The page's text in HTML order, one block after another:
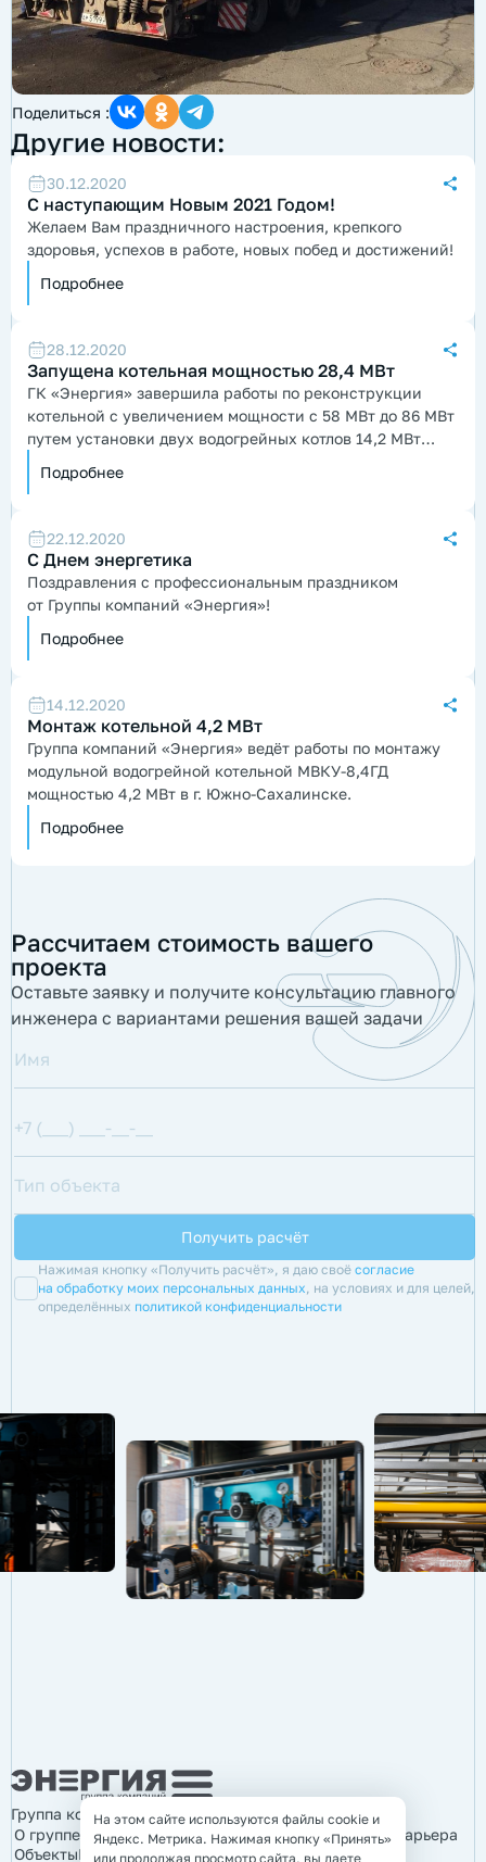
Поделиться :
Другие новости:
30.12.2020
С наступающим Новым 2021 Годом!
Желаем Вам праздничного настроения, крепкого
здоровья, успехов в работе, новых побед и достижений!
Подробнее
28.12.2020
Запущена котельная мощностью 28,4 МВт
ГК «Энергия» завершила работы по реконструкции
котельной с увеличением мощности с 58 МВт до 86 МВт
путем установки двух водогрейных котлов 14,2 МВт
Подробнее
22.12.2020
С Днем энергетика
Поздравления с профессиональным праздником
от Группы компаний «Энергия»!
Подробнее
14.12.2020
Монтаж котельной 4,2 МВт
Группа компаний «Энергия» ведёт работы по монтажу
модульной водогрейной котельной МВКУ-8,4ГД
мощностью 4,2 МВт в г. Южно-Сахалинске.
Подробнее
Рассчитаем стоимость вашего
проекта
Оставьте заявку и получите консультацию главного
инженера с вариантами решения вашей задачи
Нажимая кнопку «Получить расчёт», я даю своё согласие
на обработку моих персональных данных, на условиях и для целей,
определённых политикой конфиденциальности
Группа компаний «Энергия»
О группе компанийПродукцияУслугиИнформация
Карьера
ОбъектыКонтакты
На этом сайте используются файлы cookie и
Яндекс. Метрика. Нажимая кнопку «Принять»
или продолжая просмотр сайта, вы даете